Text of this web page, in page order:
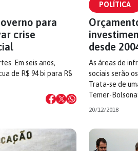
para
crise
Em seis anos,
de R$ 94 bi para R$
POLÍTICA
desde
As áreas de
sociais serão
Trata-se de
Temer-
20/12/2018